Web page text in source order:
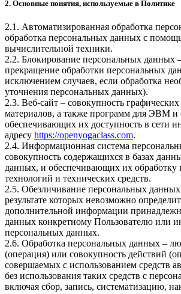
2. Основные понятия, используемые в Политике
2.1. Автоматизированная обработка
обработка персональных данных с
вычислительной техники.
2.2. Блокирование персональных данных
прекращение обработки персональных
исключением случаев, если обработка
уточнения персональных данных).
2.3. Веб-сайт – совокупность
материалов, а также программ для ЭВМ и
обеспечивающих их доступность в сети
адресу https://openyogaclass.com.
2.4. Информационная система
совокупность содержащихся в базах
данных, и обеспечивающих их
технологий и технических средств.
2.5. Обезличивание персональных
результате которых невозможно
дополнительной информации
данных конкретному Пользователю или
персональных данных.
2.6. Обработка персональных данных –
(операция) или совокупность действий
совершаемых с использованием средств
без использования таких средств с
включая сбор, запись, систематизацию,